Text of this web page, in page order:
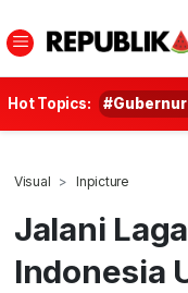
Hot Topics:
Visual Inpicture
Jalani
Indonesia